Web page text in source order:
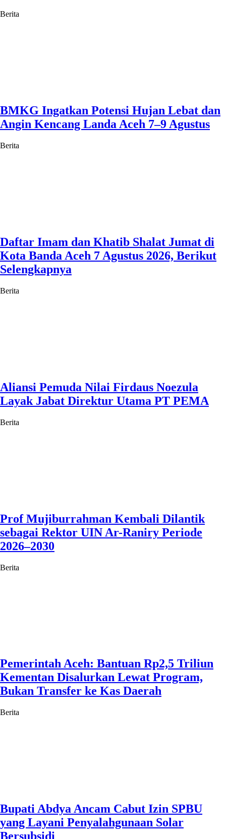
Berita
BMKG Ingatkan Potensi Hujan Lebat dan
Angin Kencang Landa Aceh 7–9 Agustus
Berita
Daftar Imam dan Khatib Shalat Jumat di
Kota Banda Aceh 7 Agustus 2026, Berikut
Selengkapnya
Berita
Aliansi Pemuda Nilai Firdaus Noezula
Layak Jabat Direktur Utama PT PEMA
Berita
Prof Mujiburrahman Kembali Dilantik
sebagai Rektor UIN Ar-Raniry Periode
2026–2030
Berita
Pemerintah Aceh: Bantuan Rp2,5 Triliun
Kementan Disalurkan Lewat Program,
Bukan Transfer ke Kas Daerah
Berita
Bupati Abdya Ancam Cabut Izin SPBU
yang Layani Penyalahgunaan Solar
Bersubsidi